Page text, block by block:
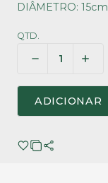
DIÂMETRO: 15cm
QTD.
ADICIONAR